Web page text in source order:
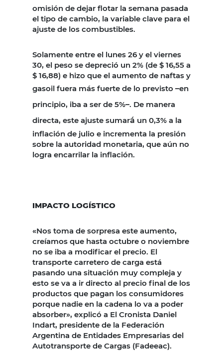
omisión de dejar flotar la semana pasada
el tipo de cambio, la variable clave para el
ajuste de los combustibles.
Solamente entre el lunes 26 y el viernes
30, el peso se depreció un 2% (de $ 16,55 a
$ 16,88) e hizo que el aumento de naftas y
gasoil fuera más fuerte de lo previsto –en
principio, iba a ser de 5%–. De manera
directa, este ajuste sumará un 0,3% a la
inflación de julio e incrementa la presión
sobre la autoridad monetaria, que aún no
logra encarrilar la inflación.
IMPACTO LOGÍSTICO
«Nos toma de sorpresa este aumento,
creíamos que hasta octubre o noviembre
no se iba a modificar el precio. El
transporte carretero de carga está
pasando una situación muy compleja y
esto se va a ir directo al precio final de los
productos que pagan los consumidores
porque nadie en la cadena lo va a poder
absorber», explicó a El Cronista Daniel
Indart, presidente de la Federación
Argentina de Entidades Empresarias del
Autotransporte de Cargas (Fadeeac).